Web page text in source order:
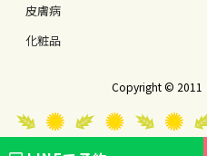
⽪膚病
化粧品
Copyright © 2011